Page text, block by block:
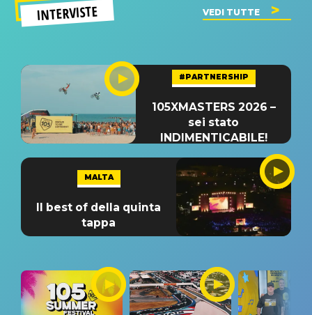
INTERVISTE VEDI TUTTE
#PARTNERSHIP
105XMASTERS 2026 –
sei stato
INDIMENTICABILE!
MALTA
Il best of della quinta
tappa